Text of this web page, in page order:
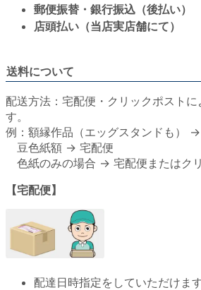
郵便振替・銀行振込（後払い）
店頭払い（当店実店舗にて）
送料について
配送方法：宅配便・クリックポストに
す。
例：額縁作品（エッグスタンドも）
豆色紙額 → 宅配便
色紙のみの場合 → 宅配便またはク
【宅配便】
配達日時指定をしていただけま